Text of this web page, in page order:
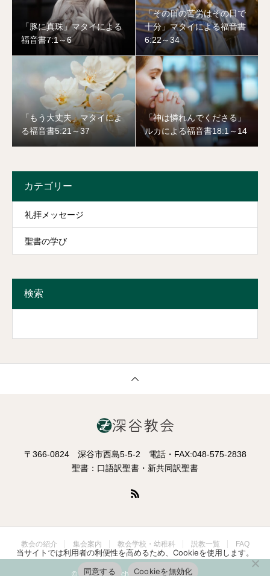
た、という福音はまずないでしょう。神が人のもとに来られたと
いう神からの福音は、主イエスの馬小屋での誕生がなければ意味
をなさないのです。神の大いなる計画を感じます。神は占星術の
学者やわたしたちの想像や期待を超えた場所で働かれるというこ
とです。社会的地位や外見的な華やかさではなく、謙虚な心の飼
い葉おけに宿られるのです。
「ユダヤ人の王としてお生まれになったかたは、どこにおられ
ますか。わたしたちは東の方でその星を見たので、そのかたを拝
不安になり、「行って、その幼な子のことを詳しく調べ、見つか
ったらわたしに知らせてくれ。わたしも拝みに行くから。」と言
ます。このヘロデ王はやはり占星術の学者たちを見下していたか
のことは学者たちも感じ取っていたのではないかとも思います。
後の話ですが、主イエスと出会った後に夢の中で「ヘロデのとこ
の出会いは、出会う人の人生の歩み方をまるっきり変えていく。
せてくださるのです。
いる場所へとたどり着きました。彼らは非常に喜びにあふれたと
注目したいと思います。「馬小屋」ではなく「家」にイエスはい
たということです。ページェントでは幼子マリアとヨセフ、羊飼
いと学者たちが馬小屋に集合している場面が最後にあるのが一般
「豚に真珠」マタイによる
福音書7:1～6
「その日の苦労はその日で
十分」マタイによる福音書
6:22～34
「もう大丈夫」マタイによ
る福音書5:21～37
「神は憐れんでくださる」
ルカによる福音書18:1～14
カテゴリー
礼拝メッセージ
聖書の学び
検索
〒366-0824 深谷市西島5-5-2 電話・FAX:048-575-2838
聖書：口語訳聖書・新共同訳聖書
教会の紹介 集会案内 教会学校・幼稚科 説教一覧 FAQ
© Fukaya Church. All Rights Reserved.
当サイトでは利用者の利便性を高めるため、Cookieを使用します。
同意する
Cookieを無効化